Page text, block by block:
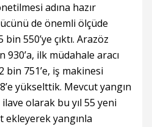
adına hazır
de önemli ölçüde
550’ye çıktı. Arazöz
930’a, ilk müdahale aracı
bin 751’e, iş makinesi
yükselttik. Mevcut yangın
olarak bu yıl 55 yeni
ekleyerek yangınla